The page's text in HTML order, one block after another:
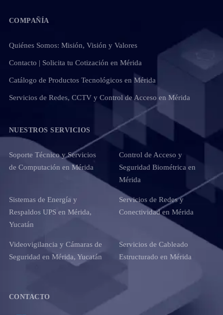
COMPAÑÍA
Quiénes Somos: Misión, Visión y Valores
Contacto | Solicita tu Cotización en Mérida
Catálogo de Productos Tecnológicos en Mérida
Servicios de Redes, CCTV y Control de Acceso en Mérida
NUESTROS SERVICIOS
Soporte Técnico y Servicios
de Computación en Mérida
Control de Acceso y
Seguridad Biométrica en
Mérida
Sistemas de Energía y
Respaldos UPS en Mérida,
Yucatán
Servicios de Redes y
Conectividad en Mérida
Videovigilancia y Cámaras de
Seguridad en Mérida, Yucatán
Servicios de Cableado
Estructurado en Mérida
CONTACTO